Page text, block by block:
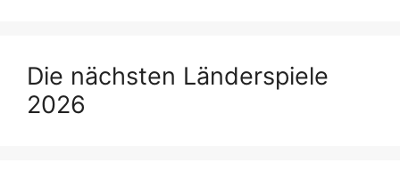
Die nächsten Länderspiele
2026